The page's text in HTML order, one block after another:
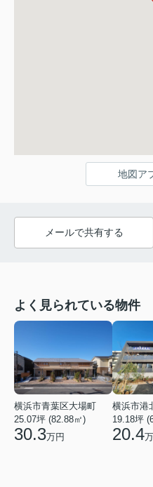
地図ア
メールで共有する
よく見られている物件
横浜市青葉区大場町
25.07坪 (82.88㎡)
30.3万円
19.18坪
20.4